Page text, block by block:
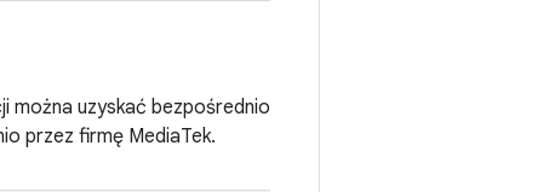
można uzyskać bezpośrednio
przez firmę MediaTek.